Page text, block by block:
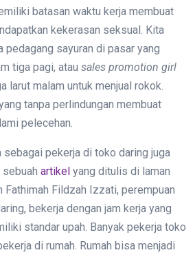
batasan waktu kerja membuat
kekerasan seksual. Kita
pedagang sayuran di pasar yang
tiga pagi, atau sales promotion girl
larut malam untuk menjual rokok.
tanpa perlindungan membuat
pelecehan.
sebagai pekerja di toko daring juga
artikel yang ditulis di laman
Fathimah Fildzah Izzati, perempuan
bekerja dengan jam kerja yang
standar upah. Banyak pekerja toko
di rumah. Rumah bisa menjadi